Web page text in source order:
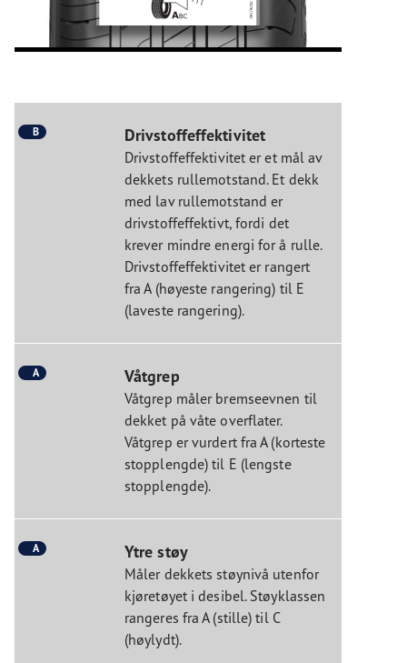
B Drivstoffeffektivitet
Drivstoffeffektivitet er et mål av
dekkets rullemotstand. Et dekk
med lav rullemotstand er
drivstoffeffektivt, fordi det
krever mindre energi for å rulle.
Drivstoffeffektivitet er rangert
fra A (høyeste rangering) til E
(laveste rangering).
A Våtgrep
Våtgrep måler bremseevnen til
dekket på våte overflater.
Våtgrep er vurdert fra A (korteste
stopplengde) til E (lengste
stopplengde).
A Ytre støy
Måler dekkets støynivå utenfor
kjøretøyet i desibel. Støyklassen
rangeres fra A (stille) til C
(høylydt).